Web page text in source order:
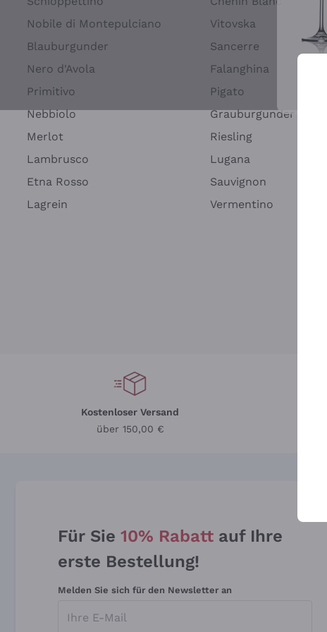
Nobile di Montepulciano
Blauburgunder
Nero d'Avola
Primitivo
Nebbiolo
Merlot
Lambrusco
Etna Rosso
Lagrein
Vitovska
Sancerre
Falanghina
Pigato
Grauburgunder
Riesling
Lugana
Sauvignon
Vermentino
Kostenloser Versand
über 150,00 €
Für Sie 10% Rabatt auf Ihre
erste Bestellung!
Melden Sie sich für den Newsletter an